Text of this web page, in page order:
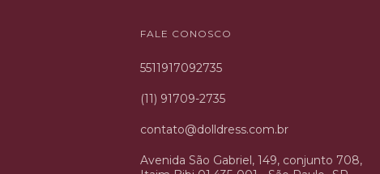
FALE CONOSCO
5511917092735
(11) 91709-2735
contato@dolldress.com.br
Avenida São Gabriel, 149, conjunto 708,